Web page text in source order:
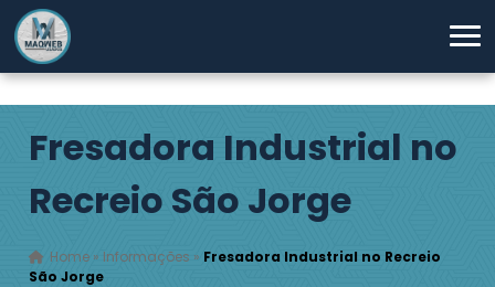
Fresadora Industrial no
Recreio São Jorge
Home » Informações » Fresadora Industrial no Recreio
São Jorge